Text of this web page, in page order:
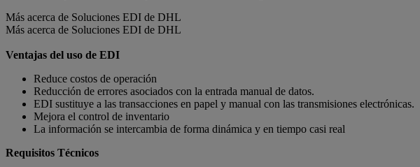
Más acerca de Soluciones EDI de DHL
Más acerca de Soluciones EDI de DHL
Ventajas del uso de EDI
Reduce costos de operación
Reducción de errores asociados con la entrada manual de datos.
EDI sustituye a las transacciones en papel y manual con las transmisiones electrónicas.
Mejora el control de inventario
La información se intercambia de forma dinámica y en tiempo casi real
Requisitos Técnicos